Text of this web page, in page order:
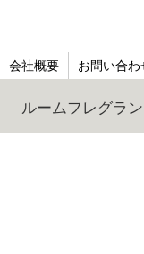
会社概要 お問い合わ
ルームフレグラ